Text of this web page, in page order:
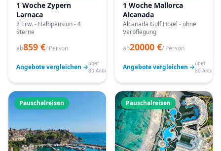
1 Woche Zypern
Larnaca
2 Erw. - Halbpension - 4
Sterne
ab859 €/ Person
Angebote vergleichen →über
80 Anbieter
1 Woche Mallorca
Alcanada
Alcanada Golf Hotel - ohne
Verpflegung
ab20000 €/ Person
Angebote vergleichen →über
80
Pauschalreisen Pauschalreisen